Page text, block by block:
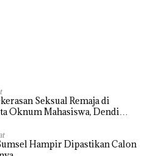
Seksual Remaja di
Oknum Mahasiswa, Dendi
Hampir Dipastikan Calon